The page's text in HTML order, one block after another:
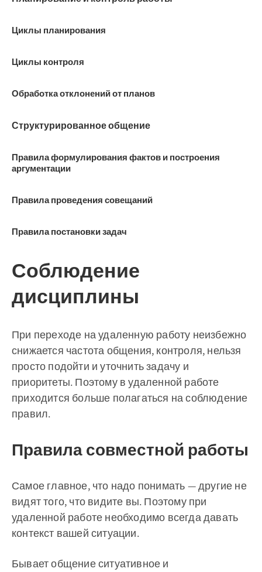
Циклы планирования
Циклы контроля
Обработка отклонений от планов
Структурированное общение
Правила формулирования фактов и построения
аргументации
Правила проведения совещаний
Правила постановки задач
Соблюдение
дисциплины
При переходе на удаленную работу неизбежно
снижается частота общения, контроля, нельзя
просто подойти и уточнить задачу и
приоритеты. Поэтому в удаленной работе
приходится больше полагаться на соблюдение
правил.
Правила совместной работы
Самое главное, что надо понимать — другие не
видят того, что видите вы. Поэтому при
удаленной работе необходимо всегда давать
контекст вашей ситуации.
Бывает общение ситуативное и